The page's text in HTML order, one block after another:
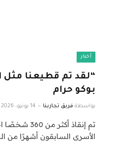
أخبار
“لقد تم قطيعنا مثل
بوكو حرام
بواسطة فريق تجاربنا 14 يونيو، 2026
تم إنقاذ
الأسرى السابقون أشهرًا من